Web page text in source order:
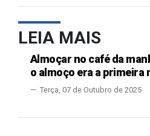
LEIA MAIS
Almoçar no café da
o almoço era a primeira
Terça, 07 de Outubro de 2025